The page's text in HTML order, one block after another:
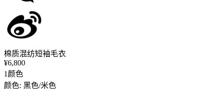
棉质混纺短袖毛衣
¥6,800
1颜色
颜色: 黑色/米色